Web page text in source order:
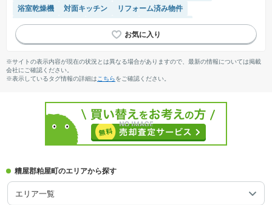
浴室乾燥機
対面キッチン
リフォーム済み物件
駐車場(普通車)あり
温水洗浄便座 エレベーター
※サイトの表示内容が現在の状況とは異なる場合がありますので、最新の情報については掲載
会社にご確認ください。
※表示しているタグ情報の詳細は こちらをご確認ください。
糟屋郡粕屋町のエリアから探す
エリア一覧